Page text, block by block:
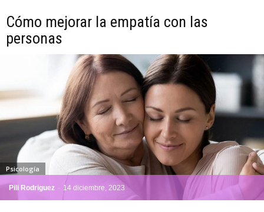
Cómo mejorar la empatía con las
personas
Pili Rodriguez - 14 diciembre, 2023
Psicología